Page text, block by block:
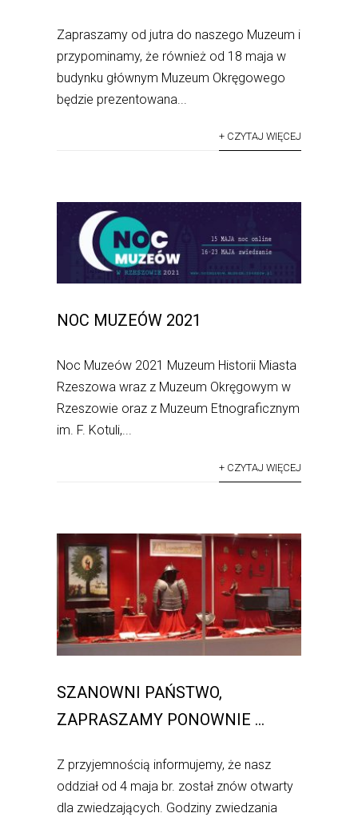
Zapraszamy od jutra do naszego Muzeum i
przypominamy, że również od 18 maja w
budynku głównym Muzeum Okręgowego
będzie prezentowana...
+ CZYTAJ WIĘCEJ
NOC MUZEÓW 2021
Noc Muzeów 2021 Muzeum Historii Miasta
Rzeszowa wraz z Muzeum Okręgowym w
Rzeszowie oraz z Muzeum Etnograficznym
im. F. Kotuli,...
+ CZYTAJ WIĘCEJ
SZANOWNI PAŃSTWO,
ZAPRASZAMY PONOWNIE …
Z przyjemnością informujemy, że nasz
oddział od 4 maja br. został znów otwarty
dla zwiedzających. Godziny zwiedzania